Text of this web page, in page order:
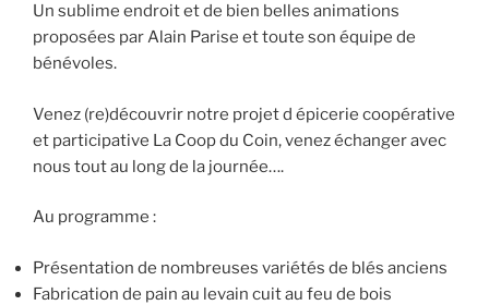
Un sublime endroit et de bien belles animations
proposées par Alain Parise et toute son équipe de
bénévoles.
Venez (re)découvrir notre projet d épicerie coopérative
et participative La Coop du Coin, venez échanger avec
nous tout au long de la journée….
Au programme :
Présentation de nombreuses variétés de blés anciens
Fabrication de pain au levain cuit au feu de bois